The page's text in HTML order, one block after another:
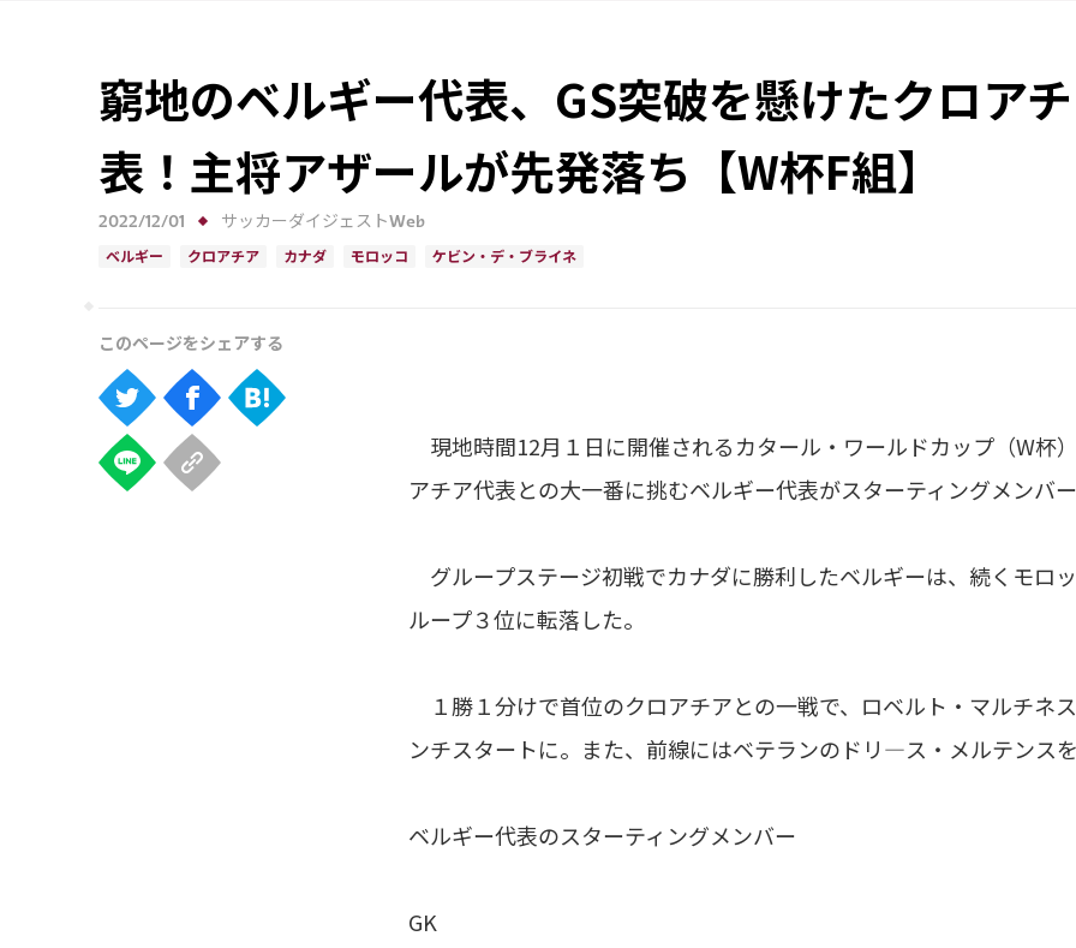
窮地のベルギー代表、GS突破を懸けたクロア
表！主将アザールが先発落ち【W杯F組】
2022/12/01 サッカーダイジェストWeb
ベルギー クロアチア カナダ モロッコ ケビン・デ・ブライネ
現地時間12月１日に開催されるカタール・ワールドカップ（W杯
アチア代表との大一番に挑むベルギー代表がスターティングメンバー
グループステージ初戦でカナダに勝利したベルギーは、続くモロ
ループ３位に転落した。
１勝１分けで首位のクロアチアとの一戦で、ロベルト・マルチネ
ンチスタートに。また、前線にはベテランのドリ―ス・メルテンスを
ベルギー代表のスターティングメンバー
GK